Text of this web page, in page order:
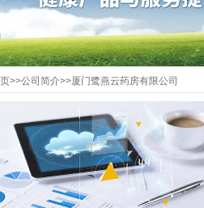
>>公司简介>>厦门鹭燕云药房有限公司